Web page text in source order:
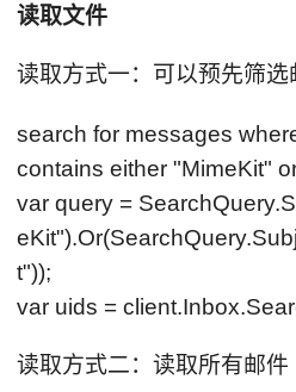
读取文件
读取方式一：可以预先筛选
search for messages
contains either "MimeKit"
var query =
t"));
var uids =
读取方式二：读取所有邮件